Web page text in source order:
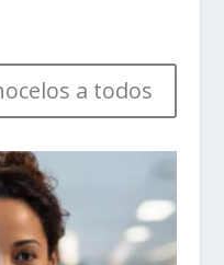
a todos